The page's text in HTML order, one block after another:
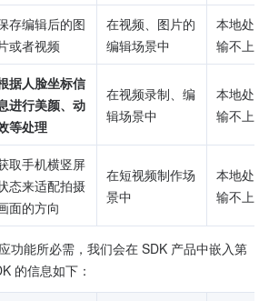
存编辑后的图
或者视频
在视频、图片的
编辑场景中
本地处
输不上报
据人脸坐标信
进行美颜、动
等处理
在视频录制、编
辑场景中
本地处
输不上报
取手机横竖屏
态来适配拍摄
面的方向
在短视频制作场
景中
本地处
输不上报
功能所必需，我们会在 SDK 产品中嵌入第
的信息如下：